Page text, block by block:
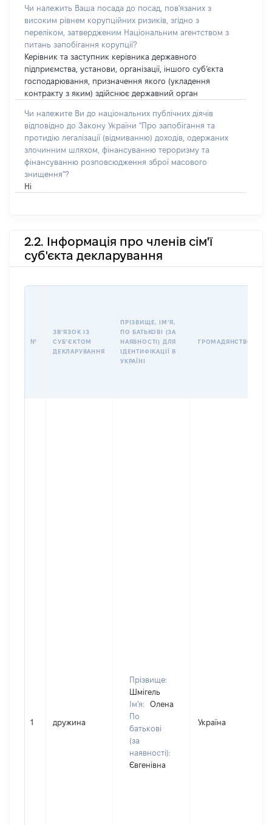
Чи належить Ваша посада до посад, пов'язаних з
високим рівнем корупційних ризиків, згідно з
переліком, затвердженим Національним агентством з
питань запобігання корупції?
Керівник та заступник керівника державного
підприємства, установи, організації, іншого суб’єкта
господарювання, призначення якого (укладення
контракту з яким) здійснює державний орган
Чи належите Ви до національних публічних діячів
відповідно до Закону України "Про запобігання та
протидію легалізації (відмиванню) доходів, одержаних
злочинним шляхом, фінансуванню тероризму та
фінансуванню розповсюдження зброї масового
знищення"?
Ні
2.2. Інформація про членів сім'ї
суб'єкта декларування
№
ЗВʼЯЗОК ІЗ
СУБʼЄКТОМ
ДЕКЛАРУВАННЯ
ПРІЗВИЩЕ, ІМʼЯ,
ПО БАТЬКОВІ (ЗА
НАЯВНОСТІ) ДЛЯ
ІДЕНТИФІКАЦІЇ В
УКРАЇНІ
ГРОМАДЯНСТВО
1 дружина
Прізвище:
Шмігель
Ім'я:
Олена
По
батькові
(за
наявності):
Євгенівна
Україна